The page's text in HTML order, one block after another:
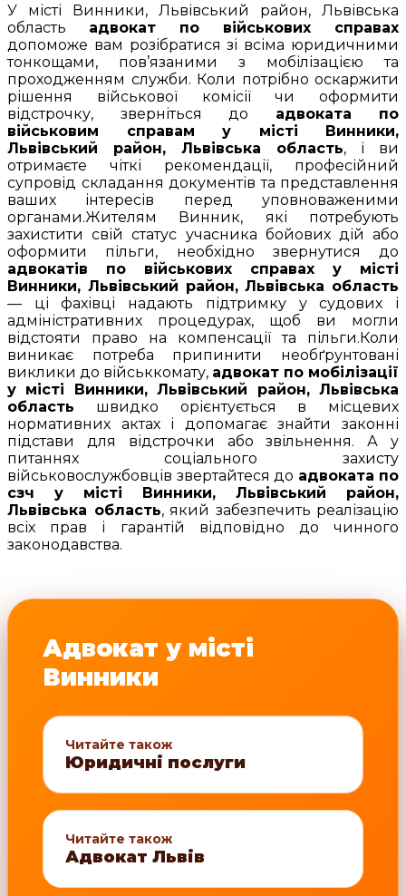
У місті Винники, Львівський район, Львівська
область адвокат по військових справах
допоможе вам розібратися зі всіма юридичними
тонкощами, пов’язаними з мобілізацією та
проходженням служби. Коли потрібно оскаржити
рішення військової комісії чи оформити
відстрочку, зверніться до адвоката по
військовим справам у місті Винники,
Львівський район, Львівська область, і ви
отримаєте чіткі рекомендації, професійний
супровід складання документів та представлення
ваших інтересів перед уповноваженими
органами.Жителям Винник, які потребують
захистити свій статус учасника бойових дій або
оформити пільги, необхідно звернутися до
адвокатів по військових справах у місті
Винники, Львівський район, Львівська область
— ці фахівці надають підтримку у судових і
адміністративних процедурах, щоб ви могли
відстояти право на компенсації та пільги.Коли
виникає потреба припинити необґрунтовані
виклики до військкомату, адвокат по мобілізації
у місті Винники, Львівський район, Львівська
область швидко орієнтується в місцевих
нормативних актах і допомагає знайти законні
підстави для відстрочки або звільнення. А у
питаннях соціального захисту
військовослужбовців звертайтеся до адвоката по
сзч у місті Винники, Львівський район,
Львівська область, який забезпечить реалізацію
всіх прав і гарантій відповідно до чинного
законодавства.
Адвокат у місті
Винники
Читайте також
Юридичні послуги
Читайте також
Адвокат Львів